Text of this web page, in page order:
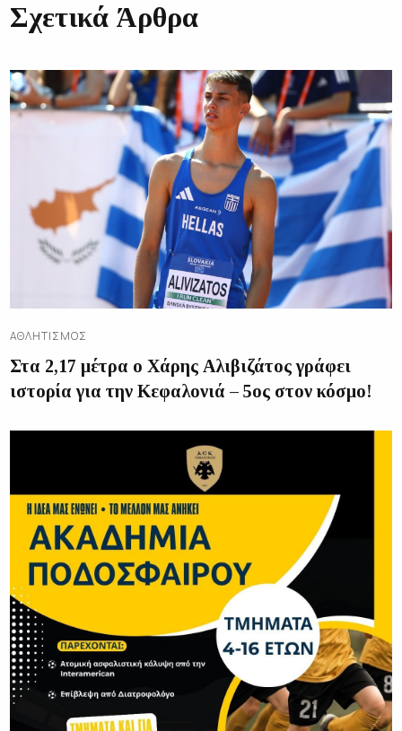
Σχετικά Άρθρα
ΑΘΛΗΤΙΣΜΌΣ
Στα 2,17 μέτρα ο Χάρης Αλιβιζάτος γράφει
ιστορία για την Κεφαλονιά – 5ος στον κόσμο!